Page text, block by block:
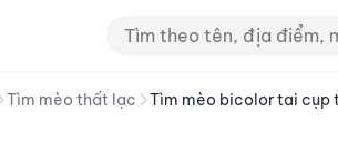
Tìm mèo thất lạc Tìm mèo bicolor tai cụp